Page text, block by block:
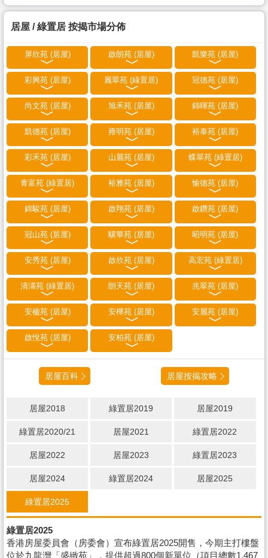
居屋 / 綠置居 按揭市場分佈
屏欣苑 (居屋) 啟朗苑 (居屋) 凱樂苑 (居屋)
彩興苑 (居屋) 麗翠苑 (綠置居) 冠德苑 (居屋)
尚文苑 (居屋) 旭禾苑 (居屋) 錦暉苑 (居屋)
凱德苑 (居屋) 雍明苑 (居屋) 裕泰苑 (居屋)
彩禾苑 (居屋) 山麗苑 (居屋) 蝶翠苑 (綠置居)
青富苑 (綠置居) 裕雅苑 (居屋) 愉德苑 (居屋)
錦駿苑 (居屋) 啟翔苑 (居屋) 啟鑽苑 (居屋)
冠山苑 (居屋) 驥華苑 (居屋) 昭明苑 (居屋)
安秀苑 (居屋) 啟欣苑 (居屋) 高宏苑 (綠置居)
清濤苑 (綠置居) 朗天苑 (居屋) 兆翠苑 (居屋)
安楹苑 (居屋) 安樺苑 (居屋) 安麗苑 (居屋)
啟悅苑 (居屋) 安柏苑 (居屋)
居屋百科 居屋按揭攻略
居屋2018 綠置居2019 居屋2019
綠置居2020/21 居屋2021 綠置居2022
居屋2022 居屋2023 綠置居2023
居屋2024 綠置居2024 居屋2025
綠置居2025
綠置居2025
香港房屋委員會（房委會）宣布綠置居2025開售，今期主打樓盤
位於九龍灣「盛緻苑」，提供超過800個新單位（項目總數1,467